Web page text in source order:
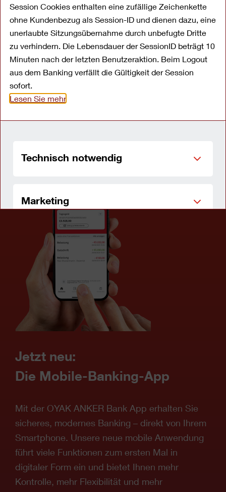
Session Cookies enthalten eine zufällige Zeichenkette
ohne Kundenbezug als Session-ID und dienen dazu, eine
unerlaubte Sitzungsübernahme durch unbefugte Dritte
zu verhindern. Die Lebensdauer der SessionID beträgt 10
Minuten nach der letzten Benutzeraktion. Beim Logout
aus dem Banking verfällt die Gültigkeit der Session
sofort.
Lesen Sie mehr
Technisch notwendig
Marketing
Einstellungen speichern
Alle Cookies akzeptieren
DatenschutzerklärungImpressum
Menschen sind genauso individuell wie die
Wünsche, die sie haben. Darum bietet Ihnen
die OYAK ANKER Bank GmbH gleich vier
verschiedene Privatkredite, damit Sie Ihre
Träume verwirklichen können. Was auch immer
Sie vorhaben: Wir haben die passende
Finanzierungslösung für Sie – sicher, flexibel
und fair. Dank unserer optionalen
inklusive.
Jetzt neu:
Die Mobile-Banking-App
Mit der OYAK ANKER Bank App erhalten Sie
sicheres, modernes Banking – direkt von Ihrem
Smartphone. Unsere neue mobile Anwendung
führt viele Funktionen zum ersten Mal in
digitaler Form ein und bietet Ihnen mehr
Kontrolle, mehr Flexibilität und mehr